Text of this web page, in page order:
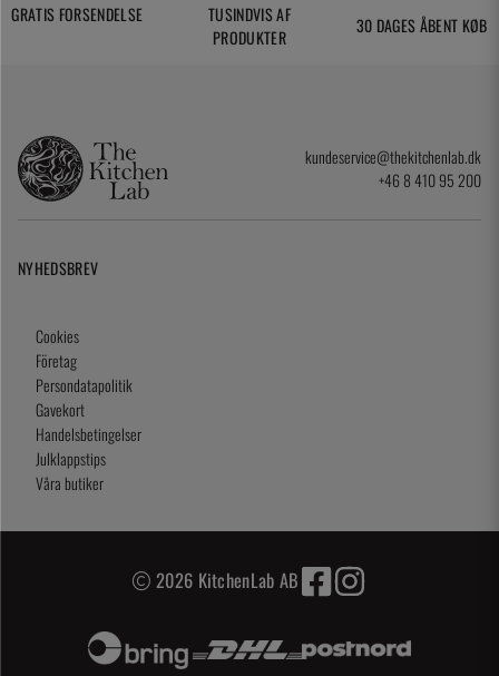
GRATIS FORSENDELSE
TUSINDVIS AF
PRODUKTER
30 DAGES ÅBENT KØB
kundeservice@thekitchenlab.dk
+46 8 410 95 200
NYHEDSBREV
Cookies
Företag
Persondatapolitik
Gavekort
Handelsbetingelser
Julklappstips
Våra butiker
2026 KitchenLab AB